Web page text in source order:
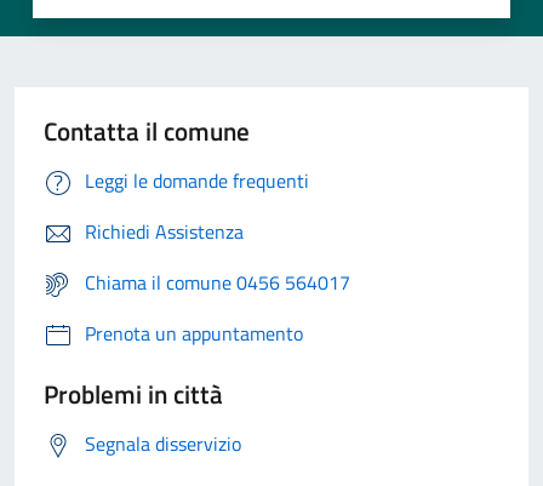
Contatta il comune
Leggi le domande frequenti
Richiedi Assistenza
Chiama il comune 0456 564017
Prenota un appuntamento
Problemi in città
Segnala disservizio